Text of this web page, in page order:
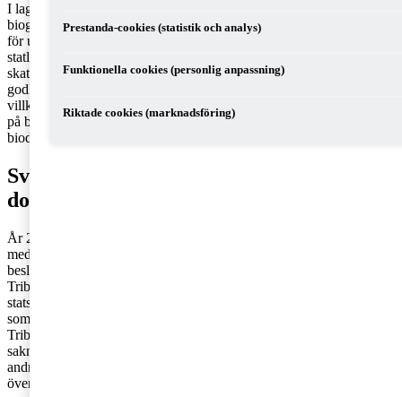
I lagen om skatt på energi (LSE) regleras viss skattebefrielse för
biogas och biogasol från koldioxid- och energiskatt (vid förbrukning
för uppvärmning eller som motorbränsle). Skattebefrielsen utgör ett
statligt stöd enligt EU:s regler om statligt stöd. Stödsystemet med
skattelättnader för biobränslen i LSE har i många år fått
godkännande av kommissionen. Godkännandena har varit
villkorade bland annat genom att skattelättnaden ska vara tillämplig
på både inhemsk produktion och import av biogas - förutsatt att
biodrivmedlet uppfyller visa hållbarhetskrav.
Svensk skattebefrielse och Landwärme-
domen
År 2020 ansökte Sverige om att förlänga skattebefrielsen till och
med 2030. Ansökan godkändes initialt av kommissionen men
beslutet ogiltigförklarades den 21 december 2022 (T-626/20) av
Tribunalen i den så kallade Landwärme-domen. Sveriges
statsstödsgodkännanden för skattebefrielse för biogas och biogasol
som skulle ha gällt för perioden 2021–2030 blev därmed ogiltiga.
Tribunalen ansåg att det det förelåg ett procedurfel eftersom det
saknades en utredning kring skattebefrielserna och att stöd från
andra medlemsstater, som till exempel Danmark, kunde leda till
överkompensation av biogasproducenter.
Prestanda-cookies (statistik och analys)
Funktionella cookies (personlig anpassning)
Riktade cookies (marknadsföring)